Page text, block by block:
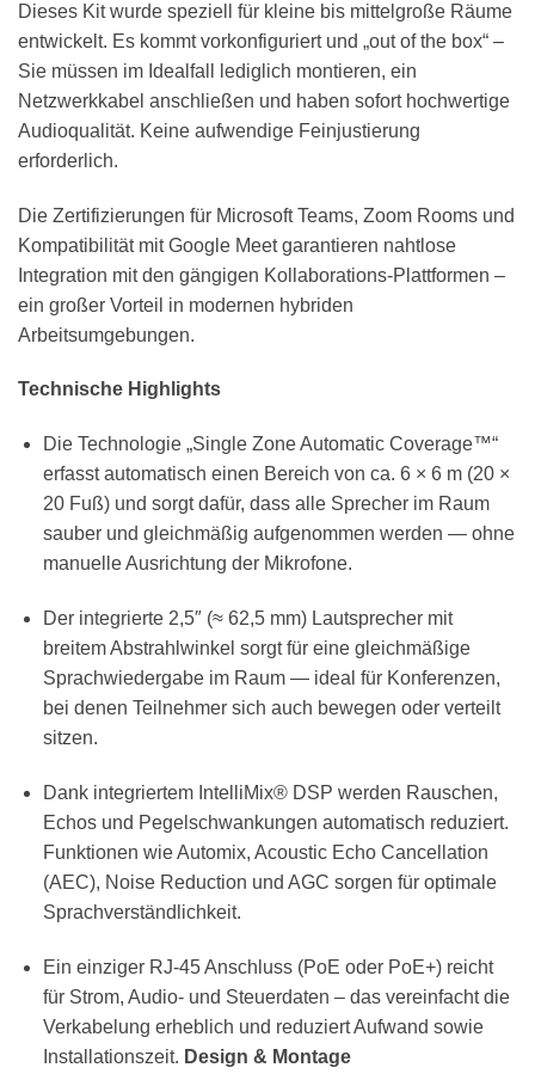
Dieses Kit wurde speziell für kleine bis mittelgroße Räume
entwickelt. Es kommt vorkonfiguriert und „out of the box“ –
Sie müssen im Idealfall lediglich montieren, ein
Netzwerkkabel anschließen und haben sofort hochwertige
Audioqualität. Keine aufwendige Feinjustierung
erforderlich.
Die Zertifizierungen für Microsoft Teams, Zoom Rooms und
Kompatibilität mit Google Meet garantieren nahtlose
Integration mit den gängigen Kollaborations-Plattformen –
ein großer Vorteil in modernen hybriden
Arbeitsumgebungen.
Technische Highlights
Die Technologie „Single Zone Automatic Coverage™“
erfasst automatisch einen Bereich von ca. 6 × 6 m (20 ×
20 Fuß) und sorgt dafür, dass alle Sprecher im Raum
sauber und gleichmäßig aufgenommen werden — ohne
manuelle Ausrichtung der Mikrofone.
Der integrierte 2,5″ (≈ 62,5 mm) Lautsprecher mit
breitem Abstrahlwinkel sorgt für eine gleichmäßige
Sprachwiedergabe im Raum — ideal für Konferenzen,
bei denen Teilnehmer sich auch bewegen oder verteilt
sitzen.
Dank integriertem IntelliMix® DSP werden Rauschen,
Echos und Pegelschwankungen automatisch reduziert.
Funktionen wie Automix, Acoustic Echo Cancellation
(AEC), Noise Reduction und AGC sorgen für optimale
Sprachverständlichkeit.
Ein einziger RJ-45 Anschluss (PoE oder PoE+) reicht
für Strom, Audio- und Steuerdaten – das vereinfacht die
Verkabelung erheblich und reduziert Aufwand sowie
Installationszeit. Design & Montage